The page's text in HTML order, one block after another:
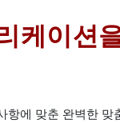
케이션
항에 맞춘 완벽한 맞